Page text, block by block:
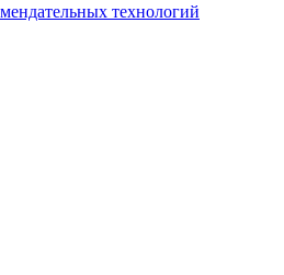
технологий